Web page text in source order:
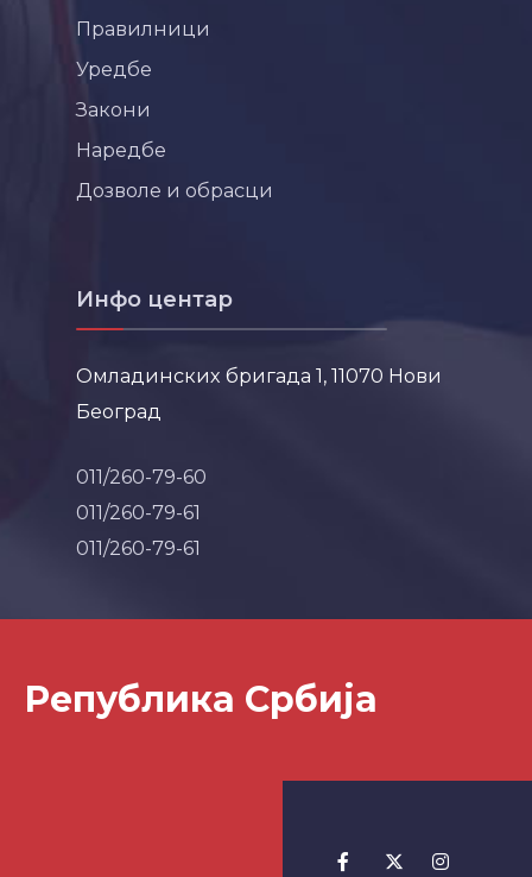
Правилници
Уредбе
Закони
Наредбе
Дозволе и обрасци
Инфо центар
Омладинских бригада 1, 11070 Нови
Београд
011/260-79-60
011/260-79-61
011/260-79-61
Република Србија